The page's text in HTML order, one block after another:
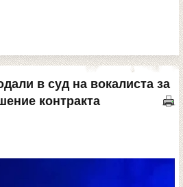
в суд на вокалиста за
контракта